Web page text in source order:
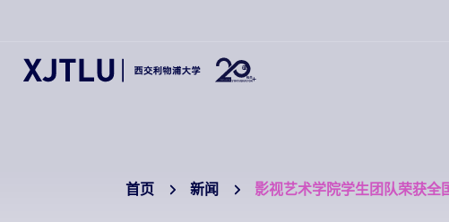
首页 新闻 影视艺术学院学生团队荣获